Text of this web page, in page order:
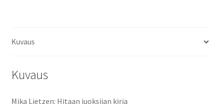
Kuvaus
Kuvaus
Mika Lietzen: Hitaan juoksijan kirja